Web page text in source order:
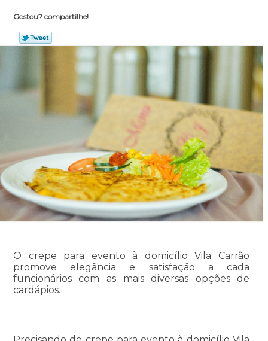
Gostou? compartilhe!
O crepe para evento à domicílio Vila Carrão
promove elegância e satisfação a cada
funcionários com as mais diversas opções de
cardápios.